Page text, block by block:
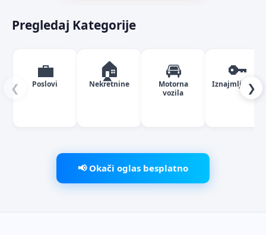
Pregledaj Kategorije
❮
💼
Poslovi
🏠
Nekretnine
🚘
Motorna
vozila
🔑
Iznajmljivanje
❯
📢 Okači oglas besplatno